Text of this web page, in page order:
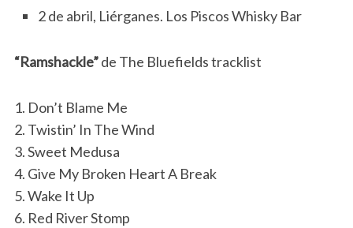
2 de abril, Liérganes. Los Piscos Whisky Bar
“Ramshackle”de The Bluefields tracklist
1. Don’t Blame Me
2. Twistin’ In The Wind
3. Sweet Medusa
4. Give My Broken Heart A Break
5. Wake It Up
6. Red River Stomp